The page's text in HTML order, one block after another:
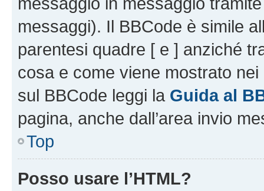
messaggi). Il BBCode è simile
parentesi quadre [ e ] anziché
cosa e come viene mostrato
sul BBCode leggi la Guida al
pagina, anche dall’area invio
Top
Posso usare l’HTML?